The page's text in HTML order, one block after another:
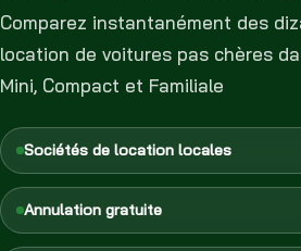
Comparez instantanément des
location de voitures pas chères
Mini, Compact et Familiale
Sociétés de location locales
Annulation gratuite